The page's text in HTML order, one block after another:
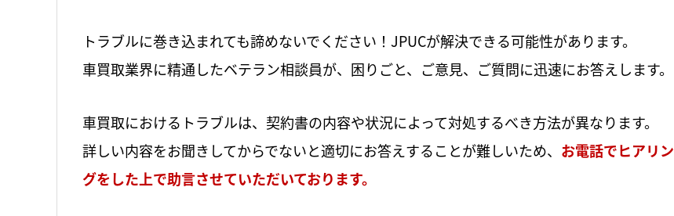
トラブルに巻き込まれても諦めないでください！JPUCが解決できる可能性があります。
車買取業界に精通したベテラン相談員が、困りごと、ご意見、ご質問に迅速にお答えします。
車買取におけるトラブルは、契約書の内容や状況によって対処するべき方法が異なります。
詳しい内容をお聞きしてからでないと適切にお答えすることが難しいため、 お電話でヒアリン
グをした上で助言させていただいております。